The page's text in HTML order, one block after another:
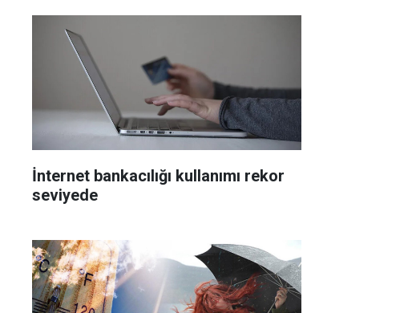
İnternet bankacılığı kullanımı rekor
seviyede